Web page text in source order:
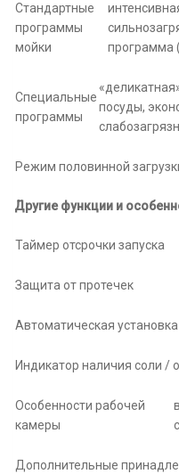
Стандартные
программы
мойки
программа
Специальные
программы
посуды,
Режим половинной
Другие функции и
Таймер отсрочки запуска
Защита от протечек
Автоматическая
Индикатор наличия соли /
Особенности рабочей
камеры
Дополнительные